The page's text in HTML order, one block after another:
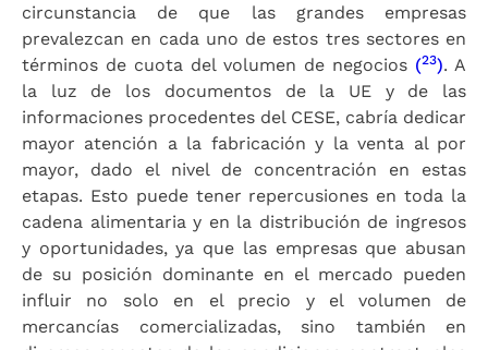
circunstancia de que las grandes empresas
prevalezcan en cada uno de estos tres sectores en
términos de cuota del volumen de negocios (23). A
la luz de los documentos de la UE y de las
informaciones procedentes del CESE, cabría dedicar
mayor atención a la fabricación y la venta al por
mayor, dado el nivel de concentración en estas
etapas. Esto puede tener repercusiones en toda la
cadena alimentaria y en la distribución de ingresos
y oportunidades, ya que las empresas que abusan
de su posición dominante en el mercado pueden
influir no solo en el precio y el volumen de
mercancías comercializadas, sino también en